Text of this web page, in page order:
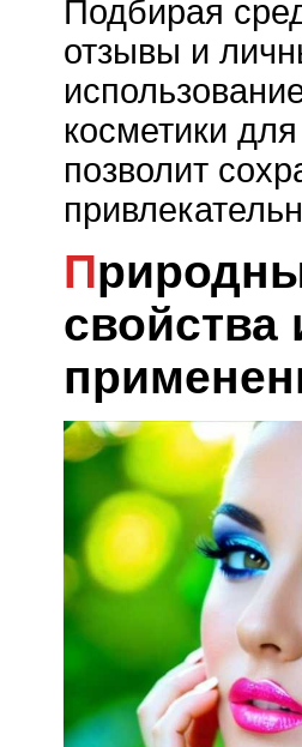
Подбирая
отзывы и
косметики
позволит
Природные масла: их